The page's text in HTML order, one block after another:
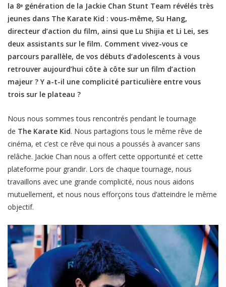
la 8ᵉ génération de la Jackie Chan Stunt Team révélés très
jeunes dans The Karate Kid : vous-même, Su Hang,
directeur d’action du film, ainsi que Lu Shijia et Li Lei, ses
deux assistants sur le film. Comment vivez-vous ce
parcours parallèle, de vos débuts d’adolescents à vous
retrouver aujourd’hui côte à côte sur un film d’action
majeur ? Y a-t-il une complicité particulière entre vous
trois sur le plateau ?
Nous nous sommes tous rencontrés pendant le tournage
de The Karate Kid. Nous partagions tous le même rêve de
cinéma, et c’est ce rêve qui nous a poussés à avancer sans
relâche. Jackie Chan nous a offert cette opportunité et cette
plateforme pour grandir. Lors de chaque tournage, nous
travaillons avec une grande complicité, nous nous aidons
mutuellement, et nous nous efforçons tous d’atteindre le même
objectif.